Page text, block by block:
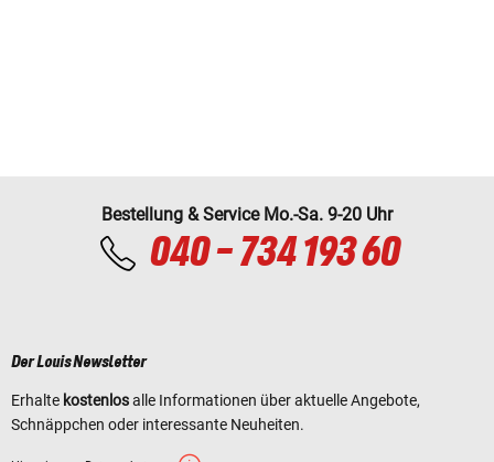
Bestellung & Service Mo.-Sa. 9-20 Uhr
040 - 734 193 60
Der Louis Newsletter
Erhalte kostenlosalle Informationen über aktuelle Angebote,
Schnäppchen oder interessante Neuheiten.